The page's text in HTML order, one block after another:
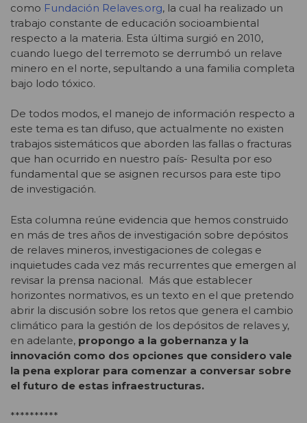
como Fundación Relaves.org, la cual ha realizado un
trabajo constante de educación socioambiental
respecto a la materia. Esta última surgió en 2010,
cuando luego del terremoto se derrumbó un relave
minero en el norte, sepultando a una familia completa
bajo lodo tóxico.
De todos modos, el manejo de información respecto a
este tema es tan difuso, que actualmente no existen
trabajos sistemáticos que aborden las fallas o fracturas
que han ocurrido en nuestro país- Resulta por eso
fundamental que se asignen recursos para este tipo
de investigación.
Esta columna reúne evidencia que hemos construido
en más de tres años de investigación sobre depósitos
de relaves mineros, investigaciones de colegas e
inquietudes cada vez más recurrentes que emergen al
revisar la prensa nacional. Más que establecer
horizontes normativos, es un texto en el que pretendo
abrir la discusión sobre los retos que genera el cambio
climático para la gestión de los depósitos de relaves y,
en adelante, propongo a la gobernanza y la
innovación como dos opciones que considero vale
la pena explorar para comenzar a conversar sobre
el futuro de estas infraestructuras.
**********